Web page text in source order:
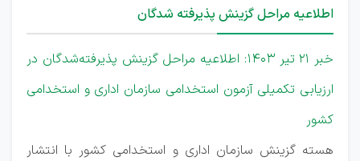
اطلاعیه مراحل گزینش پذیرفته شدگان
خبر 21 تیر 1403: اطلاعیه مراحل گزینش پذیرفته‌شدگان در
ارزیابی تكمیلی آزمون استخدامی سازمان اداری و استخدامی
كشور
هسته گزینش سازمان اداری و استخدامی کشور با انتشار